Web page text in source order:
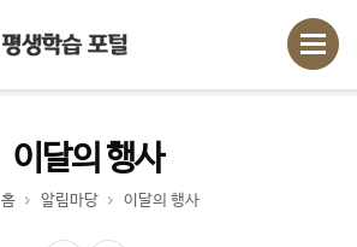
이달의 행사
홈 알림마당 이달의 행사